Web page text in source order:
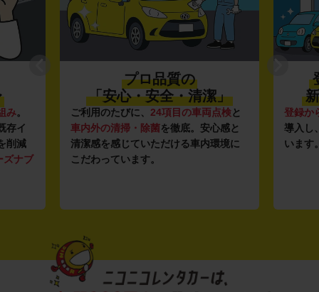
み。
存イ
削減
ズナブ
プロ品質の
「安心・安全・清潔」
ご利用のたびに、 24項目の車両点検と
車内外の清掃・除菌を徹底。安心感と
清潔感を感じていただける車内環境に
こだわっています。
登録か
導入し
います